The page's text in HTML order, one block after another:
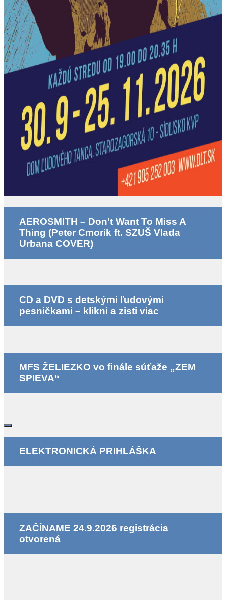
AEROSMITH – Don’t Want To Miss A
Thing (Peter Cmorik ft. SZUŠ Vlada
Urbana COVER)
CD a DVD s detskými ľudovými
pesničkami – klikni a zisti viac
MFS ŽELIEZKO vo finále súťaže „ZEM
SPIEVA“
ELEKTRONICKÁ PRIHLÁŠKA
ZAČÍNAME 24.9.2026 registrácia
otvorená